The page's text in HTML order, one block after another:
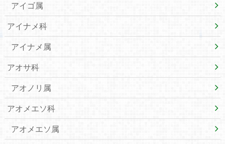
アイゴ属
アイナメ科
アイナメ属
アオサ科
アオノリ属
アオメエソ科
アオメエソ属